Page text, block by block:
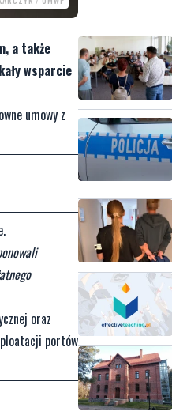
a także
wsparcie
umowy z
oraz
portów